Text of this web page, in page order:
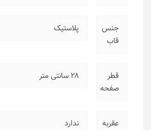
جنس
قاب
پلاستیک
قطر
صفحه
۲۸ سانتی متر
عقربه
ندارد